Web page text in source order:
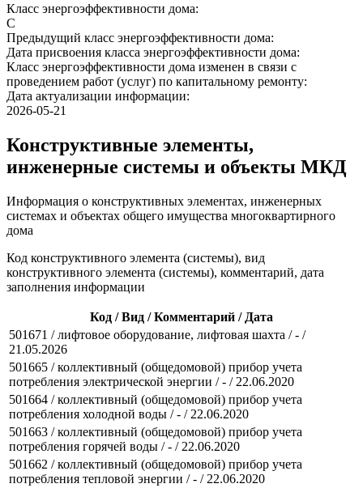
Класс энергоэффективности дома:
C
Предыдущий класс энергоэффективности дома:
Дата присвоения класса энергоэффективности дома:
Класс энергоэффективности дома изменен в связи с
проведением работ (услуг) по капитальному ремонту:
Дата актуализации информации:
2026-05-21
Конструктивные элементы,
инженерные системы и объекты МКД
Информация о конструктивных элементах, инженерных
системах и объектах общего имущества многоквартирного
дома
Код конструктивного элемента (системы), вид
конструктивного элемента (системы), комментарий, дата
заполнения информации
Код / Вид / Комментарий / Дата
501671 / лифтовое оборудование, лифтовая шахта / - /
21.05.2026
501665 / коллективный (общедомовой) прибор учета
потребления электрической энергии / - / 22.06.2020
501664 / коллективный (общедомовой) прибор учета
потребления холодной воды / - / 22.06.2020
501663 / коллективный (общедомовой) прибор учета
потребления горячей воды / - / 22.06.2020
501662 / коллективный (общедомовой) прибор учета
потребления тепловой энергии / - / 22.06.2020